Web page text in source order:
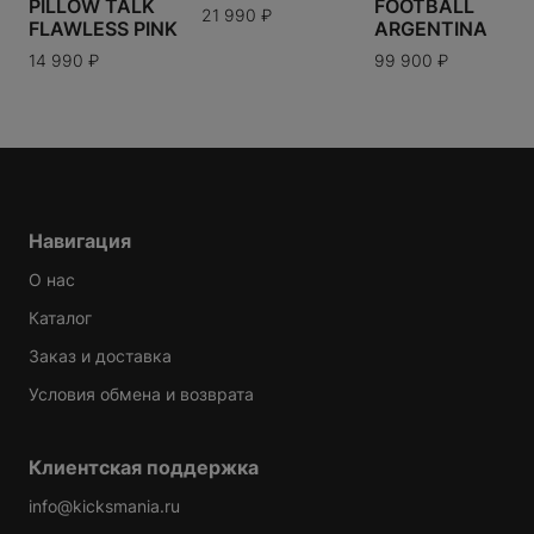
PILLOW TALK
FLAWLESS PINK
14 990 ₽
21 990 ₽
FOOTBALL
ARGENTINA
99 900 ₽
Навигация
О нас
Каталог
Заказ и доставка
Условия обмена и возврата
Клиентская поддержка
info@kicksmania.ru
69 900₽